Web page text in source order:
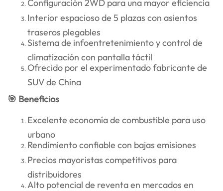
Configuración 2WD para una mayor eficiencia
Interior espacioso de 5 plazas con asientos
traseros plegables
Sistema de infoentretenimiento y control de
climatización con pantalla táctil
Ofrecido por el experimentado fabricante de
SUV de China
🎯 Beneficios
Excelente economía de combustible para uso
urbano
Rendimiento confiable con bajas emisiones
Precios mayoristas competitivos para
distribuidores
Alto potencial de reventa en mercados en